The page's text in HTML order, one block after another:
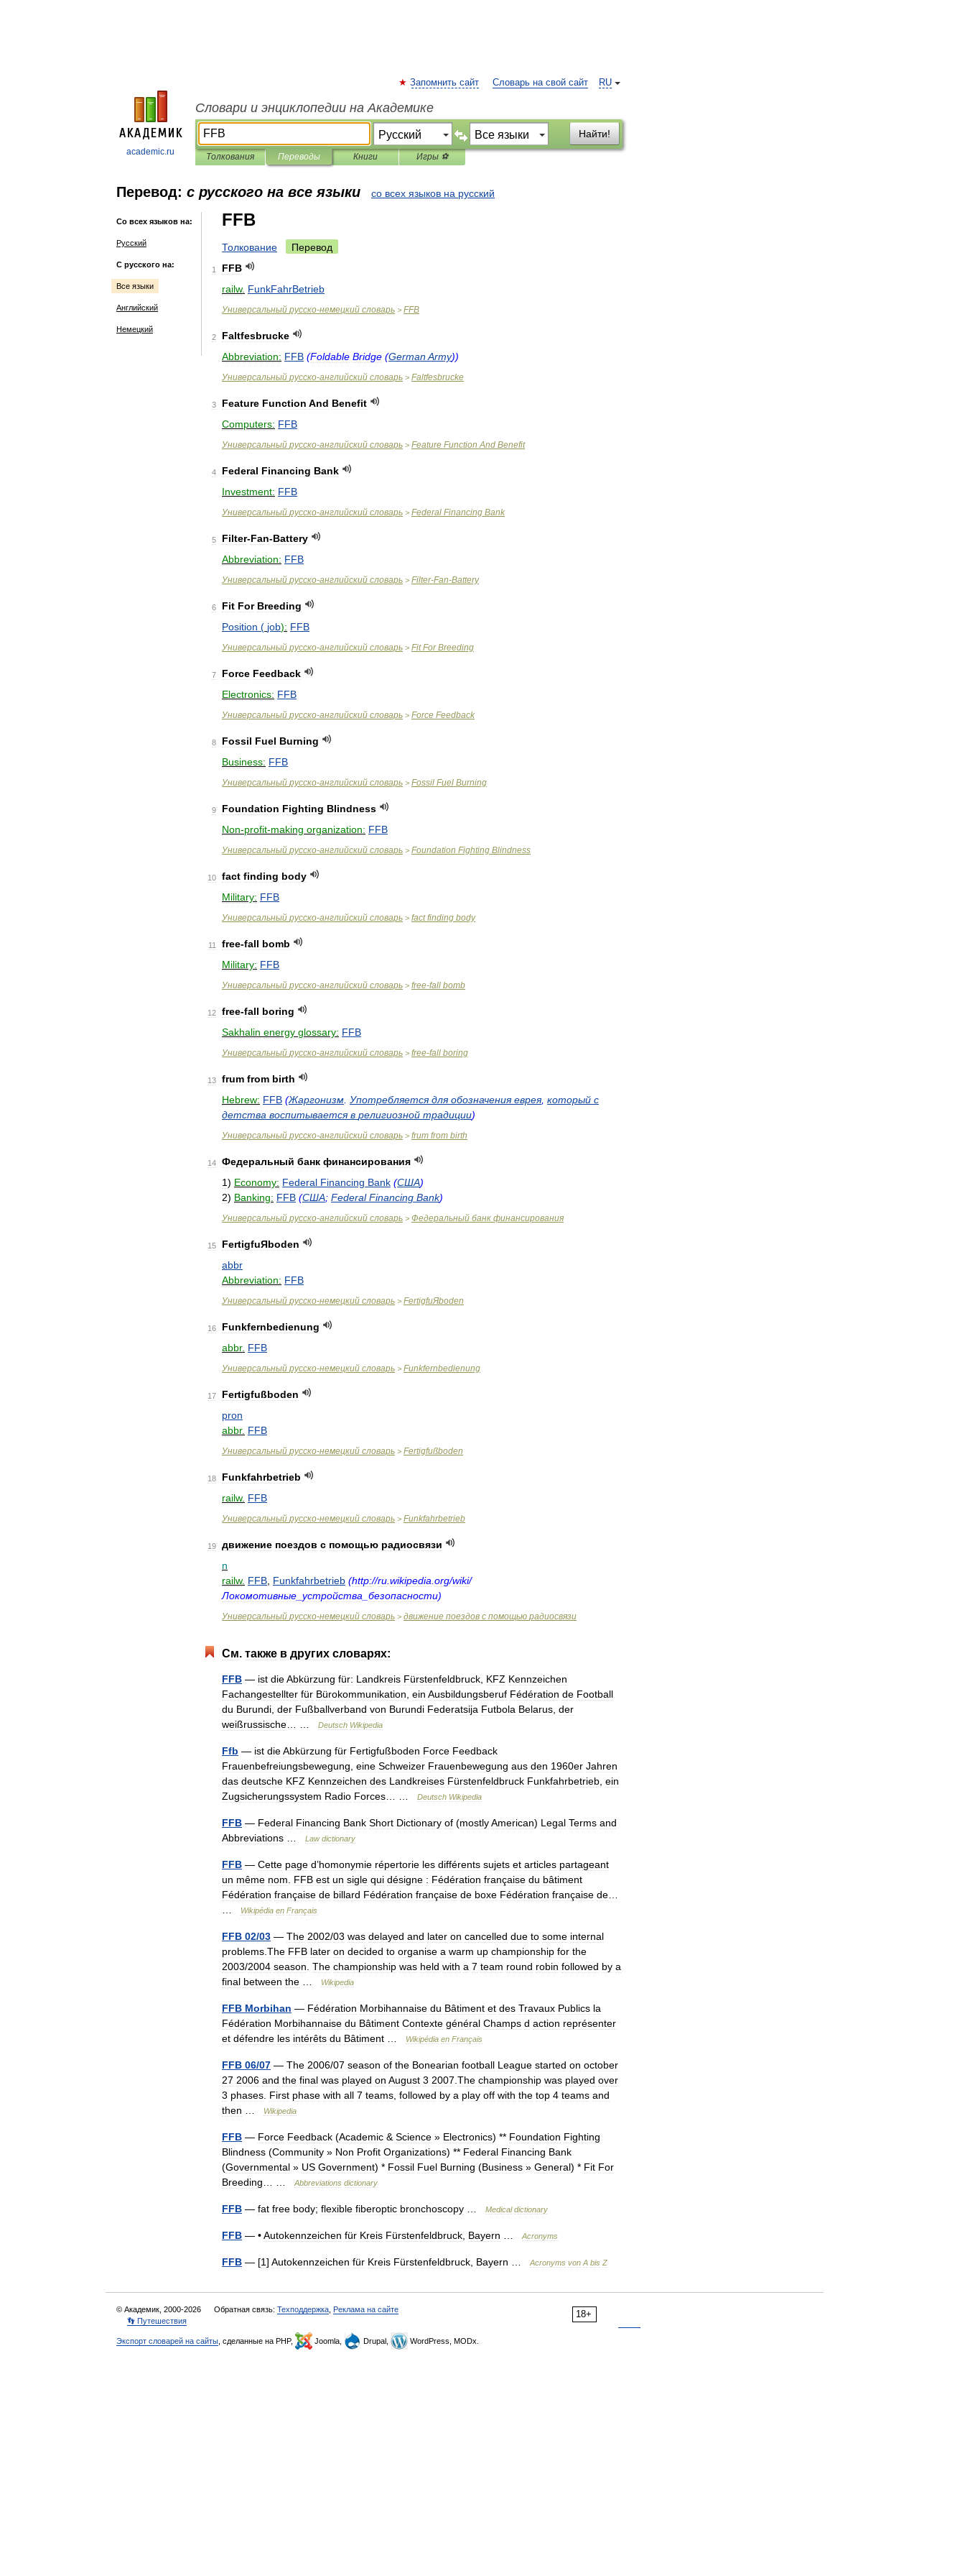
academic.ru
RU
Запомнить сайт Словарь на свой сайт
Словари и энциклопедии на Академике
Найти!
Толкования Переводы Книги Игры ⚽
Перевод: с русского на все языки со всех языков на русский
Со всех языков на:
Русский
С русского на:
Все языки
Английский
Немецкий
FFB
Толкование Перевод
1
FFB
railw. FunkFahrBetrieb
Универсальный русско-немецкий словарь > FFB
2
Faltfesbrucke
Abbreviation: FFB (Foldable Bridge (GermanArmy))
Универсальный русско-английский словарь > Faltfesbrucke
3 Feature Function And Benefit
Computers: FFB
Универсальный русско-английский словарь > Feature Function And Benefit
4 Federal Financing Bank
Investment: FFB
Универсальный русско-английский словарь > Federal Financing Bank
5 Filter-Fan-Battery
Abbreviation: FFB
Универсальный русско-английский словарь > Filter-Fan-Battery
6 Fit For Breeding
Position ( job): FFB
Универсальный русско-английский словарь > Fit For Breeding
7 Force Feedback
Electronics: FFB
Универсальный русско-английский словарь > Force Feedback
8 Fossil Fuel Burning
Business: FFB
Универсальный русско-английский словарь > Fossil Fuel Burning
9 Foundation Fighting Blindness
Non-profit-making organization: FFB
Универсальный русско-английский словарь > Foundation Fighting Blindness
10 fact finding body
Military: FFB
Универсальный русско-английский словарь > fact finding body
11 free-fall bomb
Military: FFB
Универсальный русско-английский словарь > free-fall bomb
12 free-fall boring
Sakhalin energy glossary: FFB
Универсальный русско-английский словарь > free-fall boring
13 frum from birth
Hebrew: FFB (Жаргонизм Употребляется для обозначения еврея, который с
детства воспитывается в религиозной традиции)
Универсальный русско-английский словарь > frum from birth
14 Федеральный банк финансирования
1) Economy: Federal Financing Bank (США)
2) Banking: FFB (США; Federal Financing Bank)
Универсальный русско-английский словарь > Федеральный банк финансирования
15
FertigfuЯboden
abbr
Abbreviation: FFB
Универсальный русско-немецкий словарь > FertigfuЯboden
16
Funkfernbedienung
abbr. FFB
Универсальный русско-немецкий словарь > Funkfernbedienung
17
Fertigfußboden
pron
abbr. FFB
Универсальный русско-немецкий словарь > Fertigfußboden
18
Funkfahrbetrieb
railw. FFB
Универсальный русско-немецкий словарь > Funkfahrbetrieb
19 движение поездов с помощью радиосвязи
n
railw. FFB Funkfahrbetrieb (http://ru wikipedia org/wiki/
Локомотивные устройства безопасности)
Универсальный русско-немецкий словарь > движение поездов с помощью радиосвязи
См. также в других словарях:
FFB — ist dieAbkürzung für: Landkreis Fürstenfeldbruck KFZ Kennzeichen
Fachangestellter für Bürokommunikation ein Ausbildungsberuf Fédération de Football
du Burundi der Fußballverband von Burundi Federatsija Futbola Belarus der
weißrussische
Deutsch Wikipedia
Ffb — ist dieAbkürzung für Fertigfußboden Force Feedback
Frauenbefreiungsbewegung eine Schweizer Frauenbewegung aus den 1960er Jahren
das deutsche KFZ Kennzeichen des Landkreises Fürstenfeldbruck Funkfahrbetrieb ein
Zugsicherungssystem Radio Forces Deutsch Wikipedia
FFB — Federal Financing Bank Short Dictionary of (mostlyAmerican) Legal Terms and
Abbreviations
Law dictionary
FFB — Cette page d’homonymie répertorie les différents sujets et articles partageant
un même nom FFB est un sigle qui désigne : Fédération française du bâtiment
Fédération française de billard Fédération française de boxe Fédération française de
Wikipédia en Français
FFB 02/03 — The 2002/03 was delayed and later on cancelled due to some internal
problems The FFB later on decided to organise a warm up championship for the
2003/2004 season The championship was held with a 7 team round robin followed by a
final between the Wikipedia
FFB Morbihan — Fédération Morbihannaise du Bâtiment et des Travaux Publics la
Fédération Morbihannaise du Bâtiment Contexte général Champs d action représenter
et défendre les intérêts du Bâtiment Wikipédia en Français
FFB 06/07 — The 2006/07 season of the Bonearian football League started on october
27 2006 and the final was played on August 3 2007 The championship was played over
3 phases First phase with all 7 teams followed by a play off with the top 4 teams and
then
Wikipedia
FFB — Force Feedback (Academic & Science » Electronics) ** Foundation Fighting
Blindness (Community » Non Profit Organizations) ** Federal Financing Bank
(Governmental » US Government) * Fossil Fuel Burning (Business » General) * Fit For
Breeding
Abbreviations dictionary
FFB — fat free body; flexible fiberoptic bronchoscopy Medical dictionary
FFB — •Autokennzeichen für Kreis Fürstenfeldbruck Bayern Acronyms
FFB — [1] Autokennzeichen für Kreis Fürstenfeldbruck Bayern Acronyms von A bis Z
18+
© Академик, 2000-2026 Обратная связь: Техподдержка Реклама на сайте
👣 Путешествия
Экспорт словарей на сайты , сделанные на PHP, Joomla, Drupal, WordPress, MODx.